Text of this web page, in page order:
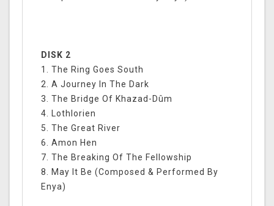
DISK 2
1. The Ring Goes South
2. A Journey In The Dark
3. The Bridge Of Khazad-Dûm
4. Lothlorien
5. The Great River
6. Amon Hen
7. The Breaking Of The Fellowship
8. May It Be (Composed & Performed By
Enya)